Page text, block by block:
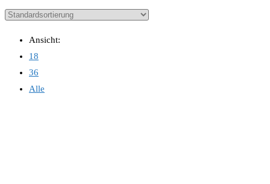
Ansicht:
18
36
Alle